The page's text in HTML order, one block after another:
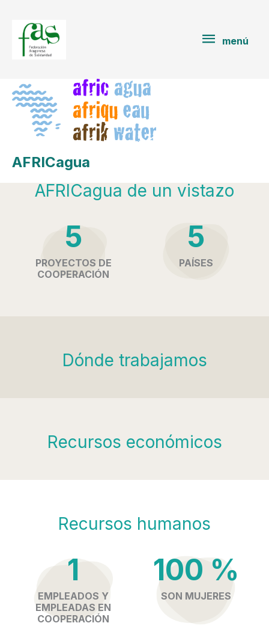
contenido
menú
AFRICagua
AFRICagua de un vistazo
5
PROYECTOS DE
COOPERACIÓN
5
PAÍSES
Dónde trabajamos
Recursos económicos
Recursos humanos
1
EMPLEADOS Y
EMPLEADAS EN
COOPERACIÓN
100 %
SON MUJERES